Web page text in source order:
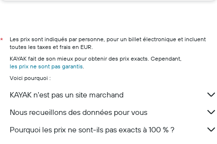
Hôtels à Marseille
Hôtels à Nice
Hôtels à Lyon
Hôtels à Deauville
Hôtels à Bordeaux
*
Les prix sont indiqués par personne, pour un billet électronique et incluent
toutes les taxes et frais en EUR.
KAYAK fait de son mieux pour obtenir des prix exacts. Cependant,
les prix ne sont pas garantis.
Voici pourquoi :
KAYAK n'est pas un site marchand
Nous recueillons des données pour vous
Pourquoi les prix ne sont-ils pas exacts à 100 % ?